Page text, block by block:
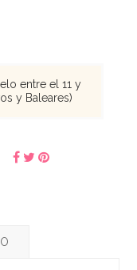
entre el 11 y
y Baleares)